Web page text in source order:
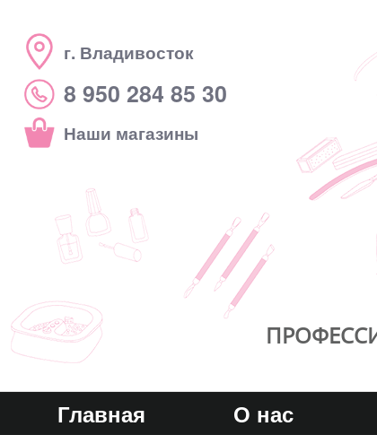
г. Владивосток
8 950 284 85 30
Наши магазины
Главная О нас